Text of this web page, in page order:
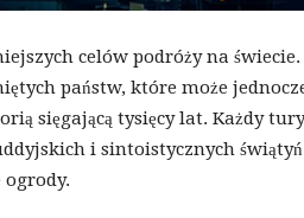
celów podróży na
państw, które może
sięgającą tysięcy lat. Każdy
i sintoistycznych